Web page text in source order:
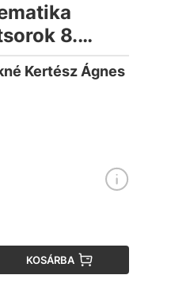
8.
Kertész Ágnes
KOSÁRBA